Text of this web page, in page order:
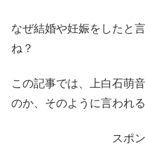
なぜ結婚や妊娠をしたと
ね？
この記事では、上白石萌
のか、そのように言われ
スポ